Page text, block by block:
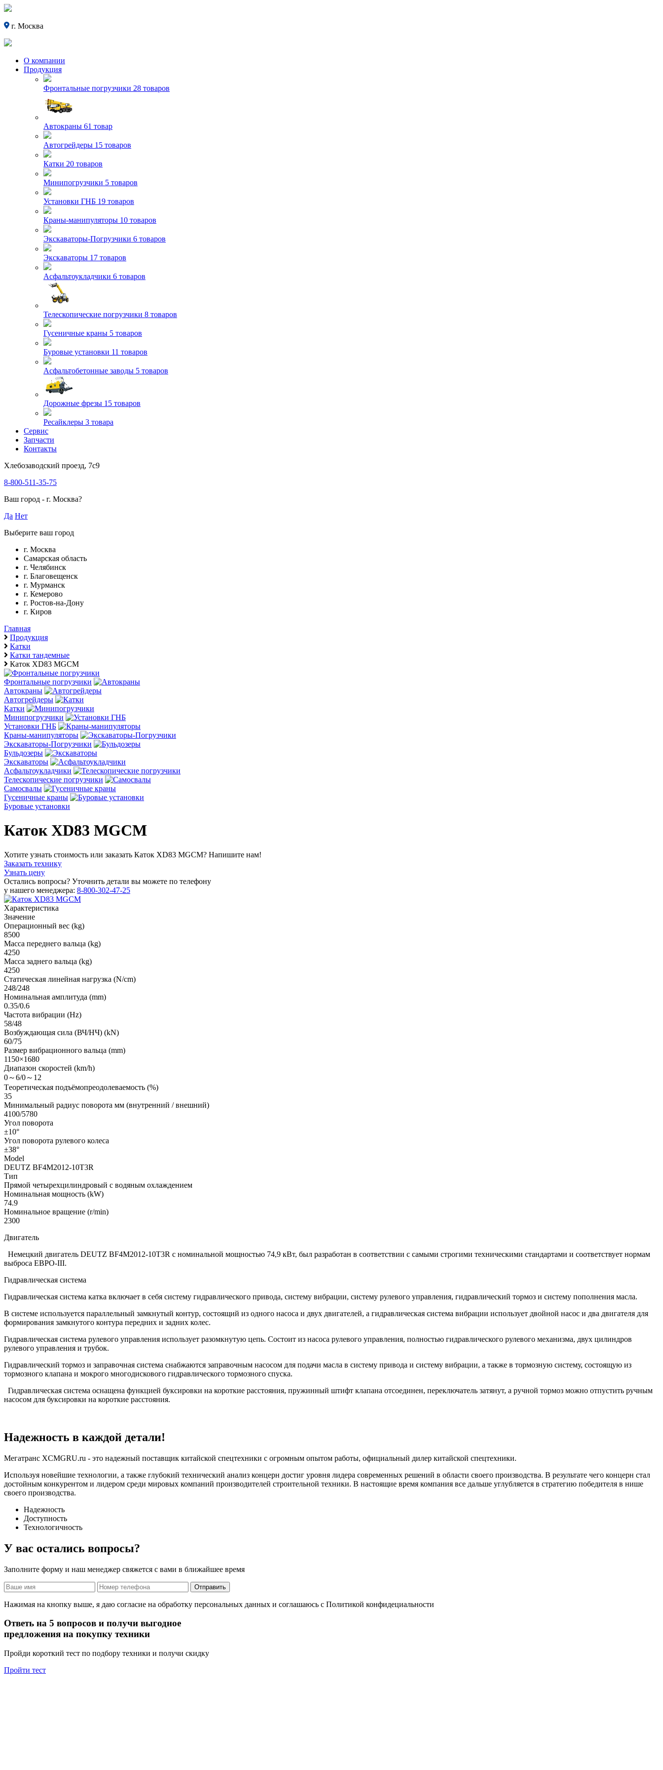
г. Москва
О компании
Продукция
Фронтальные погрузчики 28 товаров
Автокраны 61 товар
Автогрейдеры 15 товаров
Катки 20 товаров
Минипогрузчики 5 товаров
Установки ГНБ 19 товаров
Краны-манипуляторы 10 товаров
Экскаваторы-Погрузчики 6 товаров
Экскаваторы 17 товаров
Асфальтоукладчики 6 товаров
Телескопические погрузчики 8 товаров
Гусеничные краны 5 товаров
Буровые установки 11 товаров
Асфальтобетонные заводы 5 товаров
Дорожные фрезы 15 товаров
Ресайклеры 3 товара
Сервис
Запчасти
Контакты
Хлебозаводский проезд, 7с9
8-800-511-35-75
Ваш город - г. Москва?
Да Нет
Выберите ваш город
г. Москва
Самарская область
г. Челябинск
г. Благовещенск
г. Мурманск
г. Кемерово
г. Ростов-на-Дону
г. Киров
Главная
Продукция
Катки
Катки тандемные
Каток XD83 MGCM
Фронтальные погрузчики
Автокраны
Автогрейдеры
Катки
Минипогрузчики
Установки ГНБ
Краны-манипуляторы
Экскаваторы-Погрузчики
Бульдозеры
Экскаваторы
Асфальтоукладчики
Телескопические погрузчики
Cамосвалы
Гусеничные краны
Буровые установки
Каток XD83 MGCM
Хотите узнать стоимость или заказать Каток XD83 MGCM? Напишите нам!
Заказать технику
Узнать цену
Остались вопросы? Уточнить детали вы можете по телефону
у нашего менеджера: 8-800-302-47-25
Характеристика
Значение
Oперационный вес (kg)
8500
Масса переднего вальца (kg)
4250
Масса заднего вальца (kg)
4250
Статическая линейная нагрузка (N/cm)
248/248
Номинальная амплитуда (mm)
0.35/0.6
Частота вибрации (Hz)
58/48
Возбуждающая сила (ВЧ/НЧ) (kN)
60/75
Размер вибрационного вальца (mm)
1150×1680
Диапазон скоростей (km/h)
0～6/0～12
Tеоретическая подъёмопреодолеваемость (%)
35
Минимальный радиус поворота мм (внутренний / внешний)
4100/5780
Угол поворота
±10°
Угол поворота рулевого колеса
±38°
Model
DEUTZ BF4M2012-10T3R
Tип
Прямой четырехцилиндровый с водяным охлаждением
Номинальная мощность (kW)
74.9
Номинальное вращение (r/min)
2300
Двигатель
Немецкий двигатель DEUTZ BF4M2012-10T3R с номинальной мощностью 74,9 кВт, был разработан в соответствии с самыми строгими техническими стандартами и соответствует нормам
выброса ЕВРО-III.
Гидравлическая система
Гидравлическая система катка включает в себя систему гидравлического привода, систему вибрации, систему рулевого управления, гидравлический тормоз и систему пополнения масла.
В системе используется параллельный замкнутый контур, состоящий из одного насоса и двух двигателей, а гидравлическая система вибрации использует двойной насос и два двигателя для
формирования замкнутого контура передних и задних колес.
Гидравлическая система рулевого управления использует разомкнутую цепь. Состоит из насоса рулевого управления, полностью гидравлического рулевого механизма, двух цилиндров
рулевого управления и трубок.
Гидравлический тормоз и заправочная система снабжаются заправочным насосом для подачи масла в систему привода и систему вибрации, а также в тормозную систему, состоящую из
тормозного клапана и мокрого многодискового гидравлического тормозного спуска.
Гидравлическая система оснащена функцией буксировки на короткие расстояния, пружинный штифт клапана отсоединен, переключатель затянут, а ручной тормоз можно отпустить ручным
насосом для буксировки на короткие расстояния.
Надежность в каждой детали!
Мегатранс XCMGRU.ru - это надежный поставщик китайской спецтехники с огромным опытом работы, официальный дилер китайской спецтехники.
Используя новейшие технологии, а также глубокий технический анализ концерн достиг уровня лидера современных решений в области своего производства. В результате чего концерн стал
достойным конкурентом и лидером среди мировых компаний производителей строительной техники. В настоящие время компания все дальше углубляется в стратегию победителя в нише
своего производства.
Надежность
Доступность
Технологичность
У вас остались вопросы?
Заполните форму и наш менеджер свяжется с вами в ближайшее время
Отправить
Нажимая на кнопку выше, я даю согласие на обработку персональных данных и соглашаюсь с Политикой конфидециальности
Ответь на 5 вопросов и получи выгодное
предложения на покупку техники
Пройди короткий тест по подбору техники и получи скидку
Пройти тест